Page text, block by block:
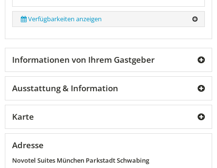
Verfügbarkeiten anzeigen
Informationen von Ihrem Gastgeber
Ausstattung & Information
Karte
Adresse
Novotel Suites München Parkstadt Schwabing